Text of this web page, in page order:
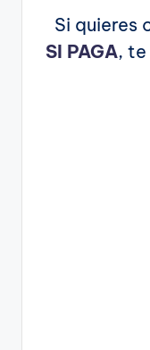
Si quieres
SI PAGA,